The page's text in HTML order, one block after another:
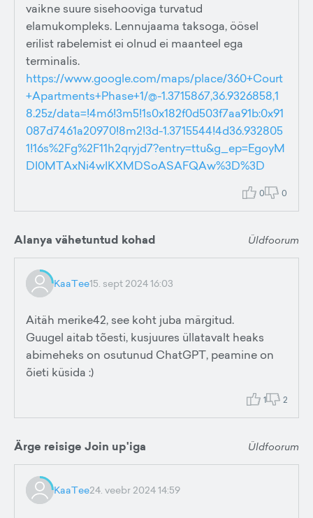
vaikne suure sisehooviga turvatud
elamukompleks. Lennujaama taksoga, öösel
erilist rabelemist ei olnud ei maanteel ega
terminalis.
https://www.google.com/maps/place/360+Court
+Apartments+Phase+1/@-1.3715867,36.9326858,1
8.25z/data=!4m6!3m5!1s0x182f0d503f7aa91b:0x91
087d7461a20970!8m2!3d-1.3715544!4d36.932805
1!16s%2Fg%2F11h2qryjd7?entry=ttu&g_ep=EgoyM
DI0MTAxNi4wIKXMDSoASAFQAw%3D%3D
0 0
Alanya vähetuntud kohad Üldfoorum
KaaTee15. sept 2024 16:03
Aitäh merike42, see koht juba märgitud.
Guugel aitab tõesti, kusjuures üllatavalt heaks
abimeheks on osutunud ChatGPT, peamine on
õieti küsida :)
1 2
Ärge reisige Join up'iga Üldfoorum
KaaTee24. veebr 2024 14:59